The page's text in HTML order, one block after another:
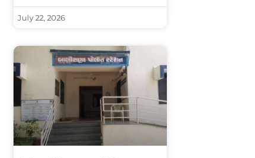
July 22, 2026